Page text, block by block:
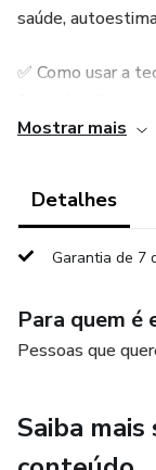
saúde,
✅ Como usar a
✅ Como criar
✅ Ferramentas
💡 Esqueça as
transformar seu
Mostrar mais
Detalhes
Garantia de 7
Para quem é
Pessoas que
Saiba